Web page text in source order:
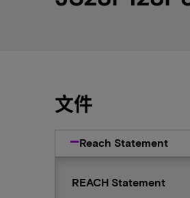
文件
Reach Statement
REACH Statement